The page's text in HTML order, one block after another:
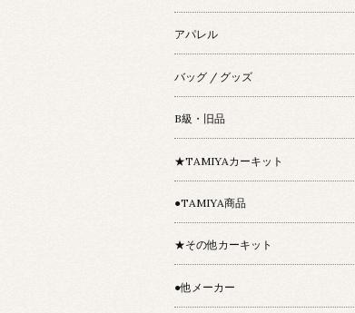
アパレル
バッグ / グッズ
B級・旧品
★TAMIYAカーキット
●TAMIYA商品
★その他カーキット
●他メーカー